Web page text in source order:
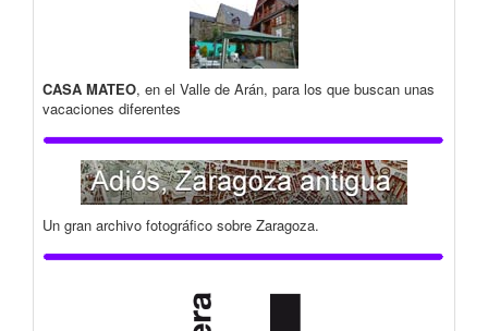
CASA MATEO, en el Valle de Arán, para los que buscan unas
vacaciones diferentes
Un gran archivo fotográfico sobre Zaragoza.